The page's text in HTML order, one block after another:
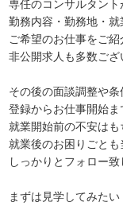
専任のコンサルタント
勤務内容・勤務地・
ご希望のお仕事をご紹
非公開求人も多数ござ
その後の面談調整や条
登録からお仕事開始ま
就業開始前の不安はも
就業後のお困りごと
しっかりとフォロー致
まずは見学してみたい